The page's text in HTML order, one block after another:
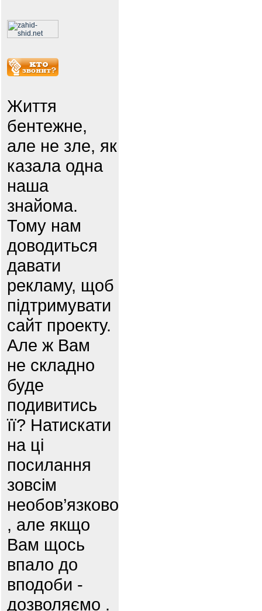
Життя
бентежне,
але не зле, як
казала одна
наша
знайома.
Тому нам
доводиться
давати
рекламу, щоб
підтримувати
сайт проекту.
Але ж Вам
не складно
буде
подивитись
її? Натискати
на ці
посилання
зовсім
необов’язково
, але якщо
Вам щось
впало до
вподоби -
дозволяємо .